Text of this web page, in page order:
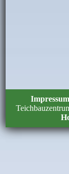
Impressum